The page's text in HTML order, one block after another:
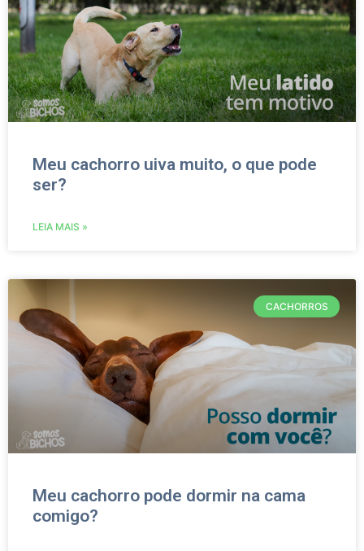
Meu cachorro uiva muito, o que pode
ser?
LEIA MAIS »
CACHORROS
Meu cachorro pode dormir na cama
comigo?